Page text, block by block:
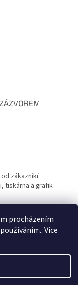
procházením
Více
zákazníků
tiskárna a grafik